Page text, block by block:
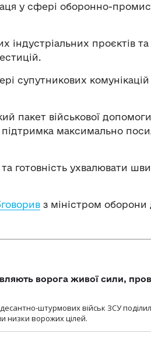
у сфері оборонно-
проєктів та
супутникових комунікацій
пакет військової
максимально
готовність ухвалювати
з міністром оборони
ворога живої сили,
штурмових військ ЗСУ
ворожих цілей.